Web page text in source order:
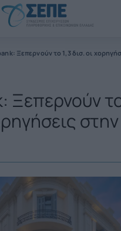
Ξεπερνούν το 1,3 δισ. οι
Ξεπερνούν
στην